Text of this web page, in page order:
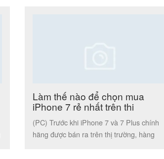
Làm thế nào để chọn mua
iPhone 7 rẻ nhất trên thị
trường?
(PC) Trước khi iPhone 7 và 7 Plus chính
hãng được bán ra trên thị trường, hàng